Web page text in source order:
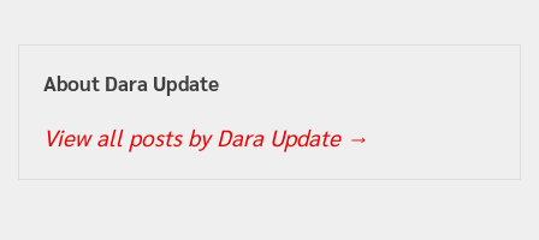
About Dara Update
View all posts by Dara Update →